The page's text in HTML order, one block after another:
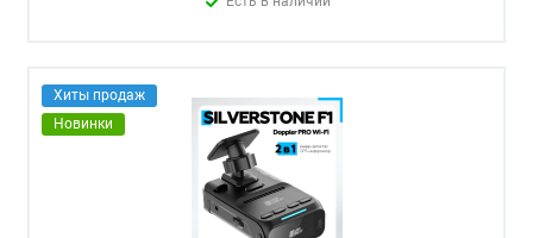
Хиты продаж
Новинки